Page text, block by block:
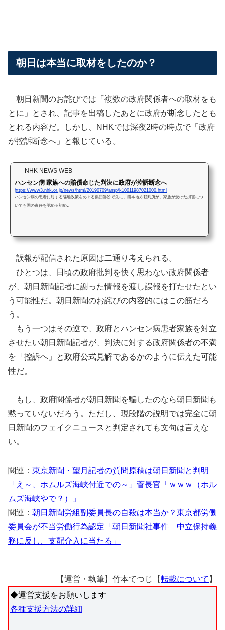
朝日は本当に取材をしたのか？
朝日新聞のお詫びでは「複数の政府関係者への取材をも
とに」とされ、記事を出稿したあとに政府が断念したとも
とれる内容だ。しかし、NHKでは深夜2時の時点で「政府
が控訴断念へ」と報じている。
NHK NEWS WEB
ハンセン病 家族への賠償命じた判決に政府が控訴断念へ
https://www3.nhk.or.jp/news/html/20190709/amp/k10011987021000.html
ハンセン病の患者に対する隔離政策をめぐる集団訴訟で先に、熊本地方裁判所が、家族が受けた損害につ
いても国の責任を認める初め…
誤報が配信された原因は二通り考えられる。
ひとつは、日頃の政府批判を快く思わない政府関係者
が、朝日新聞記者に謝った情報を渡し誤報を打たせたとい
う可能性だ。朝日新聞のお詫びの内容的にはこの筋だろ
う。
もう一つはその逆で、政府とハンセン病患者家族を対立
させたい朝日新聞記者が、判決に対する政府関係者の不満
を「控訴へ」と政府公式見解であるかのように伝えた可能
性だ。
もし、政府関係者が朝日新聞を騙したのなら朝日新聞も
黙っていないだろう。ただし、現段階の説明では完全に朝
日新聞のフェイクニュースと判定されても文句は言えな
い。
関連： 東京新聞・望月記者の質問原稿は朝日新聞と判明
「え～、ホムルズ海峡付近での～」菅長官「ｗｗｗ（ホル
ムズ海峡やで？）」
関連： 朝日新聞労組副委員長の自殺は本当か？東京都労働
委員会が不当労働行為認定「朝日新聞社事件 中立保持義
務に反し、支配介入に当たる」
【運営・執筆】竹本てつじ【転載について 】
◆運営支援をお願いします
各種支援方法の詳細